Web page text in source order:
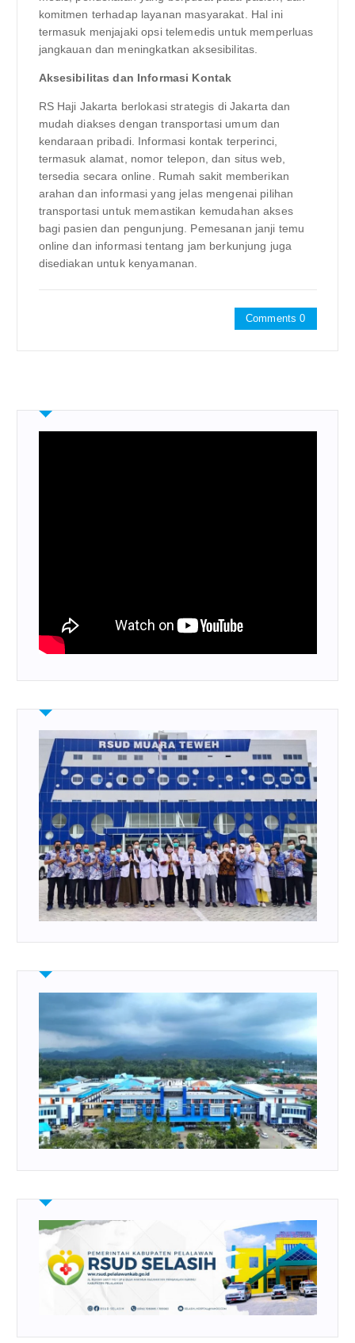
komitmen terhadap layanan masyarakat. Hal ini
termasuk menjajaki opsi telemedis untuk memperluas
jangkauan dan meningkatkan aksesibilitas.
Aksesibilitas dan Informasi Kontak
RS Haji Jakarta berlokasi strategis di Jakarta dan
mudah diakses dengan transportasi umum dan
kendaraan pribadi. Informasi kontak terperinci,
termasuk alamat, nomor telepon, dan situs web,
tersedia secara online. Rumah sakit memberikan
arahan dan informasi yang jelas mengenai pilihan
transportasi untuk memastikan kemudahan akses
bagi pasien dan pengunjung. Pemesanan janji temu
online dan informasi tentang jam berkunjung juga
disediakan untuk kenyamanan.
Comments 0